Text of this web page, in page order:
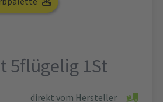
5flügelig 1St
direkt vom Hersteller